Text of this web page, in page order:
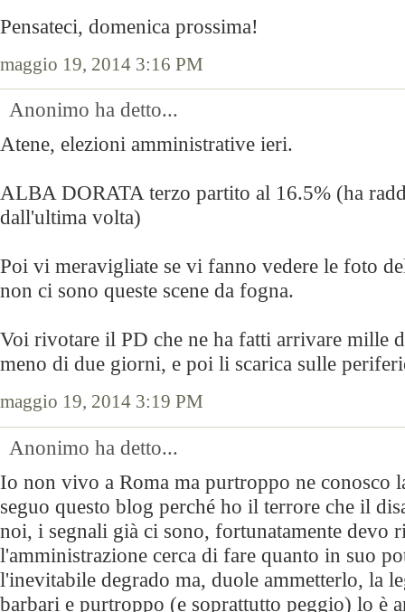
Pensateci, domenica prossima!
maggio 19, 2014 3:16 PM
Anonimo ha detto...
Atene, elezioni amministrative ieri.
ALBA DORATA terzo partito al 16.5% (ha
dall'ultima volta)
Poi vi meravigliate se vi fanno vedere le foto
non ci sono queste scene da fogna.
Voi rivotare il PD che ne ha fatti arrivare mille
meno di due giorni, e poi li scarica sulle
maggio 19, 2014 3:19 PM
Anonimo ha detto...
Io non vivo a Roma ma purtroppo ne conosco
seguo questo blog perché ho il terrore che il
noi, i segnali già ci sono, fortunatamente devo
l'amministrazione cerca di fare quanto in suo
l'inevitabile degrado ma, duole ammetterlo, la
barbari e purtroppo (e soprattutto peggio) lo è